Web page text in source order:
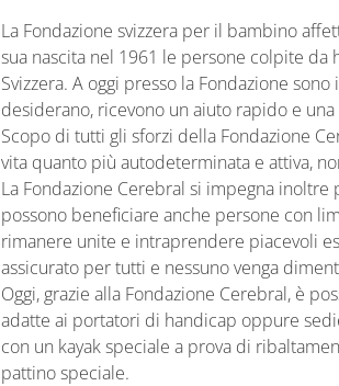
La Fondazione svizzera per il bambino
sua nascita nel 1961 le persone colpite
Svizzera. A oggi presso la Fondazione
desiderano, ricevono un aiuto rapido e
Scopo di tutti gli sforzi della Fondazione
vita quanto più autodeterminata e attiva,
La Fondazione Cerebral si impegna
possono beneficiare anche persone con
rimanere unite e intraprendere piacevoli
assicurato per tutti e nessuno venga
Oggi, grazie alla Fondazione Cerebral, è
adatte ai portatori di handicap oppure
con un kayak speciale a prova di
pattino speciale.